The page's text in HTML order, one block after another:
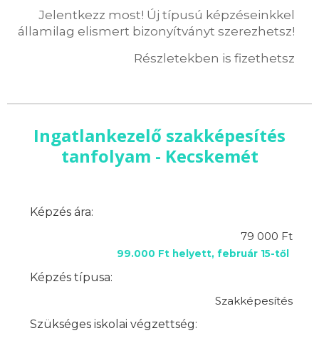
Jelentkezz most! Új típusú képzéseinkkel
államilag elismert bizonyítványt szerezhetsz!
Részletekben is fizethetsz
Ingatlankezelő szakképesítés
tanfolyam - Kecskemét
Képzés ára:
79 000 Ft
99.000 Ft helyett, február 15-től
Képzés típusa:
Szakképesítés
Szükséges iskolai végzettség: